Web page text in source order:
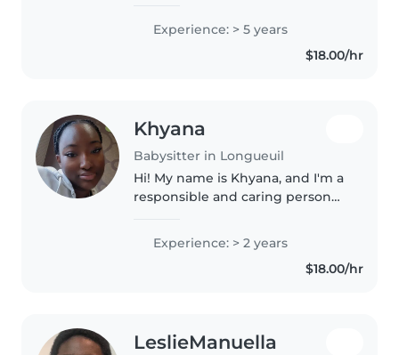
Longueuil Québec et j'aimerais
Experience: > 5 years
$18.00/hr
Khyana
Babysitter in Longueuil
Hi! My name is Khyana, and I'm a
responsible and caring person
kids. I have experience looking
after children and making sure
Experience: > 2 years
$18.00/hr
LeslieManuella